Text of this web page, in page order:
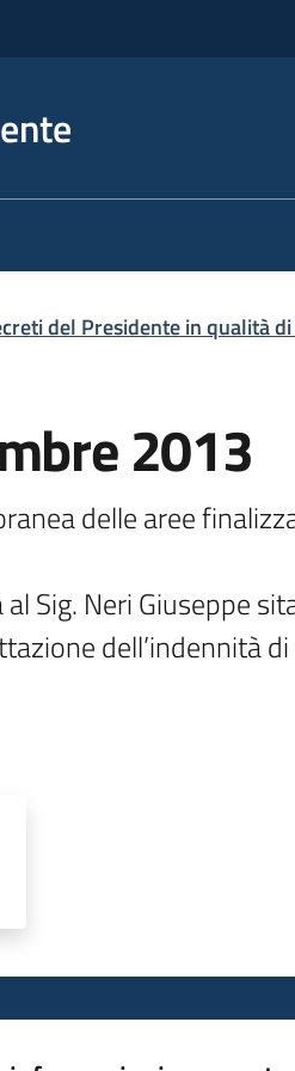
del Presidente in qualità
2013
delle aree
Sig. Neri Giuseppe
dell’indennità